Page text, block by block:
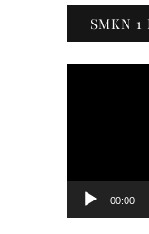
SMKN 1
00:00